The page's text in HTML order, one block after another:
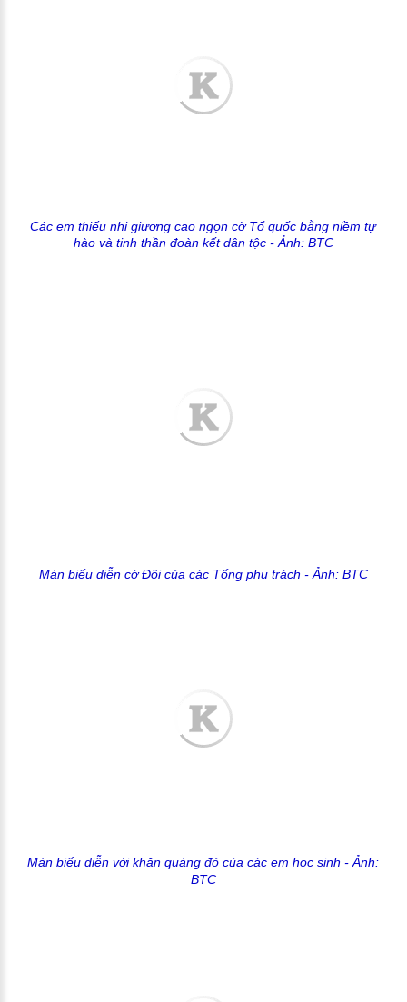
Các em thiếu nhi giương cao ngọn cờ Tổ quốc bằng niềm tự
hào và tinh thần đoàn kết dân tộc- Ảnh: BTC
Màn biểu diễn cờ Đội của các Tổng phụ trách - Ảnh: BTC
Màn biểu diễn với khăn quàng đỏ của các em học sinh - Ảnh:
BTC